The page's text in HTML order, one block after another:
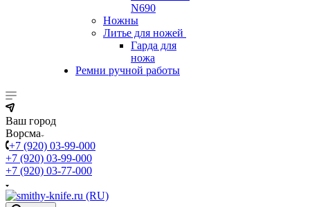
N690
Ножны
Литье для ножей
Гарда для
ножа
Ремни ручной работы
Ваш город
Ворсма
+7 (920) 03-99-000
+7 (920) 03-99-000
+7 (920) 03-77-000